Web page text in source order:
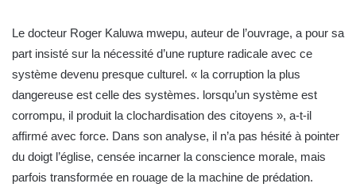
Le docteur Roger Kaluwa mwepu, auteur de l’ouvrage, a pour sa
part insisté sur la nécessité d’une rupture radicale avec ce
système devenu presque culturel. « la corruption la plus
dangereuse est celle des systèmes. lorsqu’un système est
corrompu, il produit la clochardisation des citoyens », a-t-il
affirmé avec force. Dans son analyse, il n’a pas hésité à pointer
du doigt l’église, censée incarner la conscience morale, mais
parfois transformée en rouage de la machine de prédation.